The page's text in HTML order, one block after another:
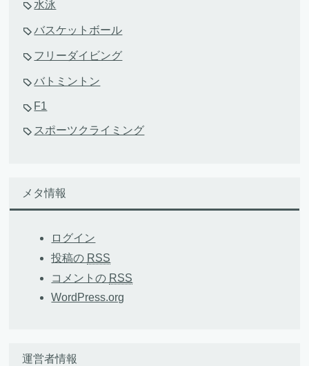
水泳
バスケットボール
フリーダイビング
バトミントン
F1
スポーツクライミング
メタ情報
ログイン
投稿の RSS
コメントの RSS
WordPress.org
運営者情報